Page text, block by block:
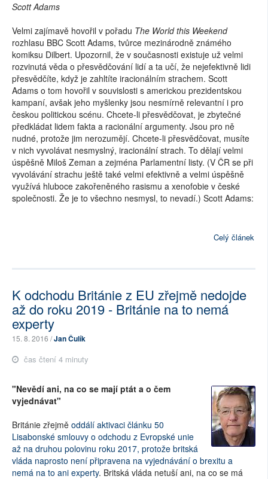
Scott Adams
Velmi zajímavě hovořil v pořadu The World this Weekend
rozhlasu BBC Scott Adams, tvůrce mezinárodně známého
komiksu Dilbert. Upozornil, že v současnosti existuje už velmi
rozvinutá věda o přesvědčování lidí a ta učí, že nejefektivně lidi
přesvědčíte, když je zahltíte iracionálním strachem. Scott
Adams o tom hovořil v souvislosti s americkou prezidentskou
kampaní, avšak jeho myšlenky jsou nesmírně relevantní i pro
českou politickou scénu. Chcete-li přesvědčovat, je zbytečné
předkládat lidem fakta a racionální argumenty. Jsou pro ně
nudné, protože jim nerozumějí. Chcete-li přesvědčovat, musíte
v nich vyvolávat nesmyslný, iracionální strach. To dělají velmi
úspěšně Miloš Zeman a zejména Parlamentní listy. (V ČR se při
vyvolávání strachu ještě také velmi efektivně a velmi úspěšně
využívá hluboce zakořeněného rasismu a xenofobie v české
společnosti. Že je to všechno nesmysl, to nevadí.) Scott Adams:
Celý článek
K odchodu Británie z EU zřejmě nedojde
až do roku 2019 - Británie na to nemá
experty
15. 8. 2016 /Jan Čulík
čas čtení 4 minuty
"Nevědí ani, na co se mají ptát a o čem
vyjednávat"
Británie zřejmě oddálí aktivaci článku 50
Lisabonské smlouvy o odchodu z Evropské unie
až na druhou polovinu roku 2017, protože britská
vláda naprosto není připravena na vyjednávání o brexitu a
nemá na to ani experty. Britská vláda netuší ani, na co se má